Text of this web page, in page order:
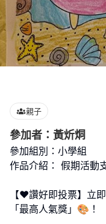
親子
參加者：黃炘烔
參加組別：小學組
作品介紹： 假期活動
【❤️讚好即投票】立
「最高人氣獎」🎨！